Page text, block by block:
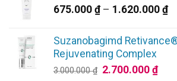
1.000.000 ₫.
là:
675.000 ₫ – 1.620.000 ₫
từ
Suzanobagimd
Rejuvenating Complex
3.000.000₫ Giá
2.700.000₫Giá